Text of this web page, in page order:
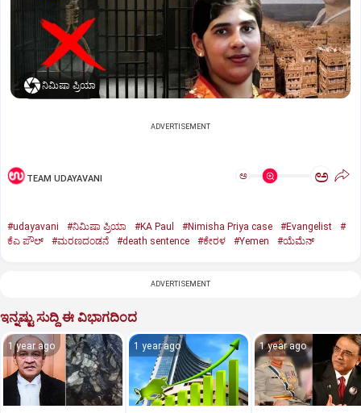
ನಿಮಿಷಾ ಪ್ರಿಯಾ
ADVERTISEMENT
TEAM UDAYAVANI ಅ ಅ
#udayavani #ನಿಮಿಷಾ ಪ್ರಿಯಾ #KA Paul #Nimisha Priya case #Evangelist
#
ಕೆಎ ಪೌಲ್
#ಮರಣದಂಡನೆ #death sentence #ಕೇರಳ #Yemen #ಯೆಮೆನ್‌
ADVERTISEMENT
ಇನ್ನಷ್ಟು ಸುದ್ದಿ ಈ ವಿಭಾಗದಿಂದ
1 year ago 1 year ago 1 year ago